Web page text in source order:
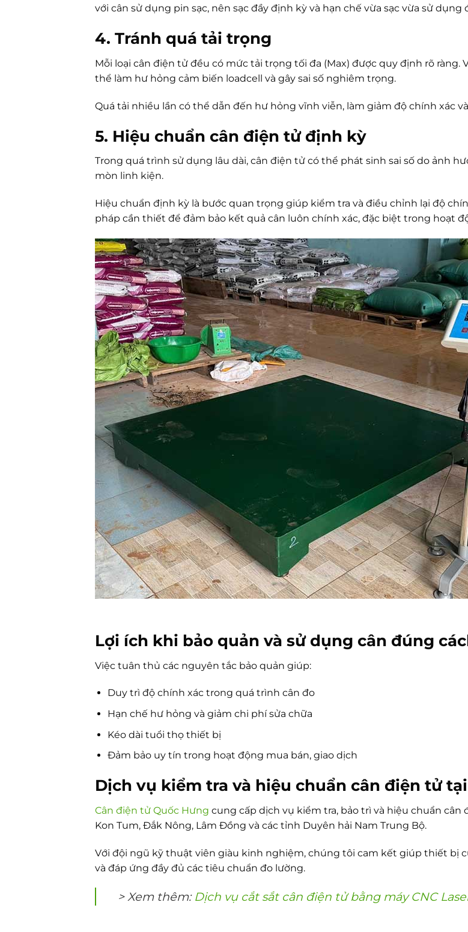
với cân sử dụng pin sạc, nên sạc đầy định kỳ và hạn chế vừa sạc vừa sử
4. Tránh quá tải trọng
Mỗi loại cân điện tử đều có mức tải trọng tối đa (Max) được quy định rõ
thể làm hư hỏng cảm biến loadcell và gây sai số nghiêm trọng.
Quá tải nhiều lần có thể dẫn đến hư hỏng vĩnh viễn, làm giảm độ chính xác
5. Hiệu chuẩn cân điện tử định kỳ
Trong quá trình sử dụng lâu dài, cân điện tử có thể phát sinh sai số do ảnh
mòn linh kiện.
Hiệu chuẩn định kỳ là bước quan trọng giúp kiểm tra và điều chỉnh lại độ
pháp cần thiết để đảm bảo kết quả cân luôn chính xác, đặc biệt trong hoạt
Lợi ích khi bảo quản và sử dụng cân đúng
Việc tuân thủ các nguyên tắc bảo quản giúp:
Duy trì độ chính xác trong quá trình cân đo
Hạn chế hư hỏng và giảm chi phí sửa chữa
Kéo dài tuổi thọ thiết bị
Đảm bảo uy tín trong hoạt động mua bán, giao dịch
Dịch vụ kiểm tra và hiệu chuẩn cân điện tử
Cân điện tử Quốc Hưng cung cấp dịch vụ kiểm tra, bảo trì và hiệu chuẩn
Kon Tum, Đắk Nông, Lâm Đồng và các tỉnh Duyên hải Nam Trung Bộ.
Với đội ngũ kỹ thuật viên giàu kinh nghiệm, chúng tôi cam kết giúp thiết bị
và đáp ứng đầy đủ các tiêu chuẩn đo lường.
> Xem thêm: Dịch vụ cắt sắt cân điện tử bằng máy CNC